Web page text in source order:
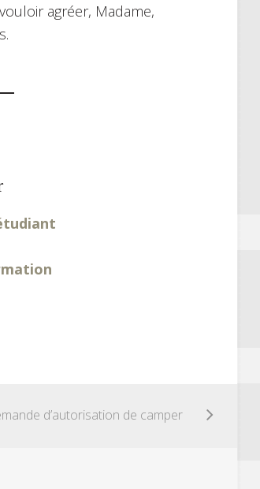
agréer, Madame,
d’autorisation de camper